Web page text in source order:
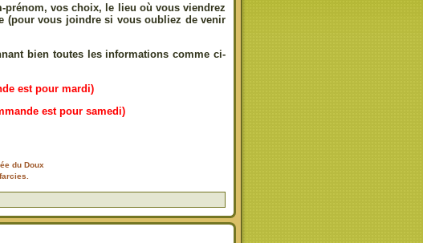
prénom, vos choix, le lieu où vous viendrez
(pour vous joindre si vous oubliez de venir
bien toutes les informations comme ci-
est pour mardi)
est pour samedi)
du Doux